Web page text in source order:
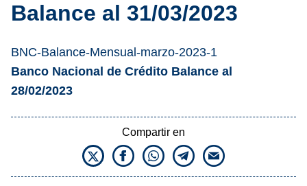
Balance al 31/03/2023
BNC-Balance-Mensual-marzo-2023-1
Banco Nacional de Crédito Balance al
28/02/2023
Compartir en